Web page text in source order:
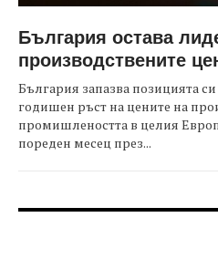
България остава
производствените
България запазва позицията
годишен ръст на цените на
промишлеността в целия
пореден месец през...